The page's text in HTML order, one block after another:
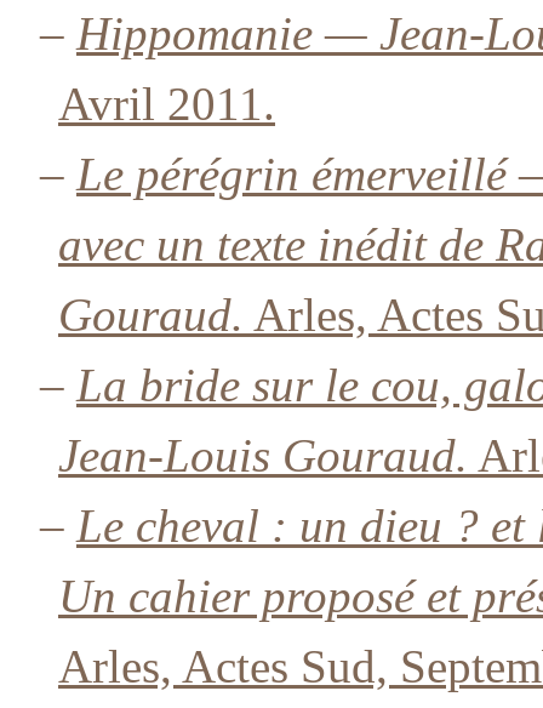
– Hippomanie — Jean-
Avril 2011.
– Le pérégrin émerveillé
avec un texte inédit de
Gouraud. Arles, Actes
– La bride sur le cou,
Jean-Louis Gouraud.
– Le cheval : un dieu ?
Un cahier proposé et
Arles, Actes Sud,